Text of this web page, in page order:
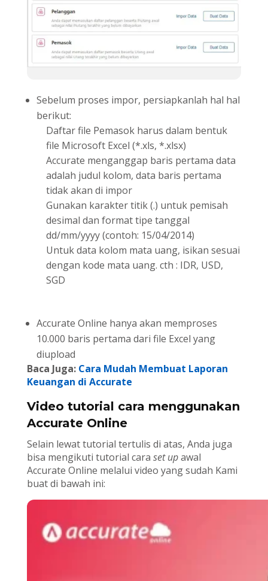
Sebelum proses impor, persiapkanlah hal hal
berikut:
Daftar file Pemasok harus dalam bentuk
file Microsoft Excel (*.xls, *.xlsx)
Accurate menganggap baris pertama data
adalah judul kolom, data baris pertama
tidak akan di impor
Gunakan karakter titik (.) untuk pemisah
desimal dan format tipe tanggal
dd/mm/yyyy (contoh: 15/04/2014)
Untuk data kolom mata uang, isikan sesuai
dengan kode mata uang. cth : IDR, USD,
SGD
Accurate Online hanya akan memproses
10.000 baris pertama dari file Excel yang
diupload
Baca Juga: Cara Mudah Membuat Laporan
Keuangan di Accurate
Video tutorial cara menggunakan
Accurate Online
Selain lewat tutorial tertulis di atas, Anda juga
bisa mengikuti tutorial cara set upawal
Accurate Online melalui video yang sudah Kami
buat di bawah ini: